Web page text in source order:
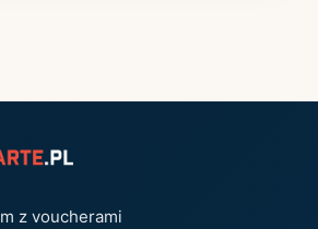
z voucherami